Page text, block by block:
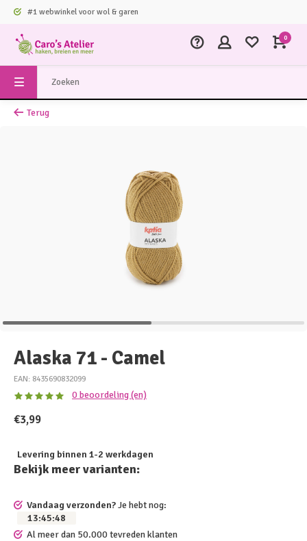
#1 webwinkel voor wol & garen
0
Terug
Alaska 71 - Camel
EAN: 8435690832099
0 beoordeling (en)
€3,99
Levering binnen 1-2 werkdagen
Bekijk meer varianten:
Vandaag verzonden?Je hebt nog:
13:45:48
Al meer dan 50.000 tevreden klanten